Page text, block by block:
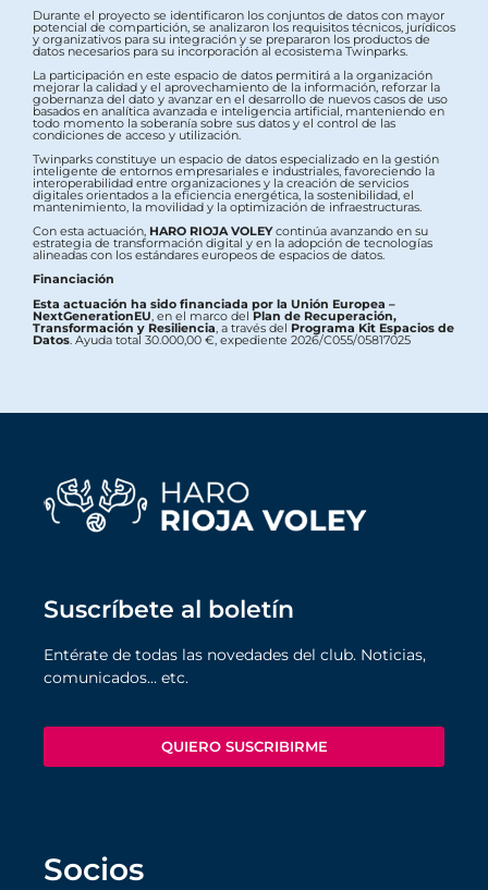
Durante el proyecto se identificaron los conjuntos de datos con mayor
potencial de compartición, se analizaron los requisitos técnicos, jurídicos
y organizativos para su integración y se prepararon los productos de
datos necesarios para su incorporación al ecosistema Twinparks.
La participación en este espacio de datos permitirá a la organización
mejorar la calidad y el aprovechamiento de la información, reforzar la
gobernanza del dato y avanzar en el desarrollo de nuevos casos de uso
basados en analítica avanzada e inteligencia artificial, manteniendo en
todo momento la soberanía sobre sus datos y el control de las
condiciones de acceso y utilización.
Twinparks constituye un espacio de datos especializado en la gestión
inteligente de entornos empresariales e industriales, favoreciendo la
interoperabilidad entre organizaciones y la creación de servicios
digitales orientados a la eficiencia energética, la sostenibilidad, el
mantenimiento, la movilidad y la optimización de infraestructuras.
Con esta actuación, HARO RIOJA VOLEYcontinúa avanzando en su
estrategia de transformación digital y en la adopción de tecnologías
alineadas con los estándares europeos de espacios de datos.
Financiación
Esta actuación ha sido financiada por la Unión Europea –
NextGenerationEU , en el marco delPlan de Recuperación,
Transformación y Resiliencia , a través del Programa Kit Espacios de
Datos . Ayuda total 30.000,00 €, expediente 2026/C055/05817025
Suscríbete al boletín
Entérate de todas las novedades del club. Noticias,
comunicados… etc.
QUIERO SUSCRIBIRME
Socios